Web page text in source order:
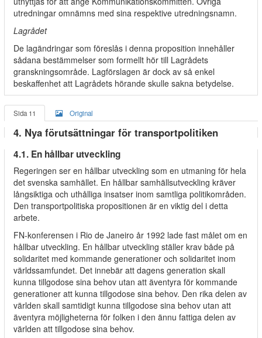
utredningar omnämns med sina respektive utredningsnamn.
Lagrådet
De lagändringar som föreslås i denna proposition innehåller
sådana bestämmelser som formellt hör till Lagrådets
granskningsområde. Lagförslagen är dock av så enkel
beskaffenhet att Lagrådets hörande skulle sakna betydelse.
Sida 11 Original
4. Nya förutsättningar för transportpolitiken
4.1. En hållbar utveckling
Regeringen ser en hållbar utveckling som en utmaning för hela
det svenska samhället. En hållbar samhällsutveckling kräver
långsiktiga och uthålliga insatser inom samtliga politikområden.
Den transportpolitiska propositionen är en viktig del i detta
arbete.
FN-konferensen i Rio de Janeiro år 1992 lade fast målet om en
hållbar utveckling. En hållbar utveckling ställer krav både på
solidaritet med kommande generationer och solidaritet inom
världssamfundet. Det innebär att dagens generation skall
kunna tillgodose sina behov utan att äventyra för kommande
generationer att kunna tillgodose sina behov. Den rika delen av
världen skall samtidigt kunna tillgodose sina behov utan att
äventyra möjligheterna för folken i den ännu fattiga delen av
världen att tillgodose sina behov.